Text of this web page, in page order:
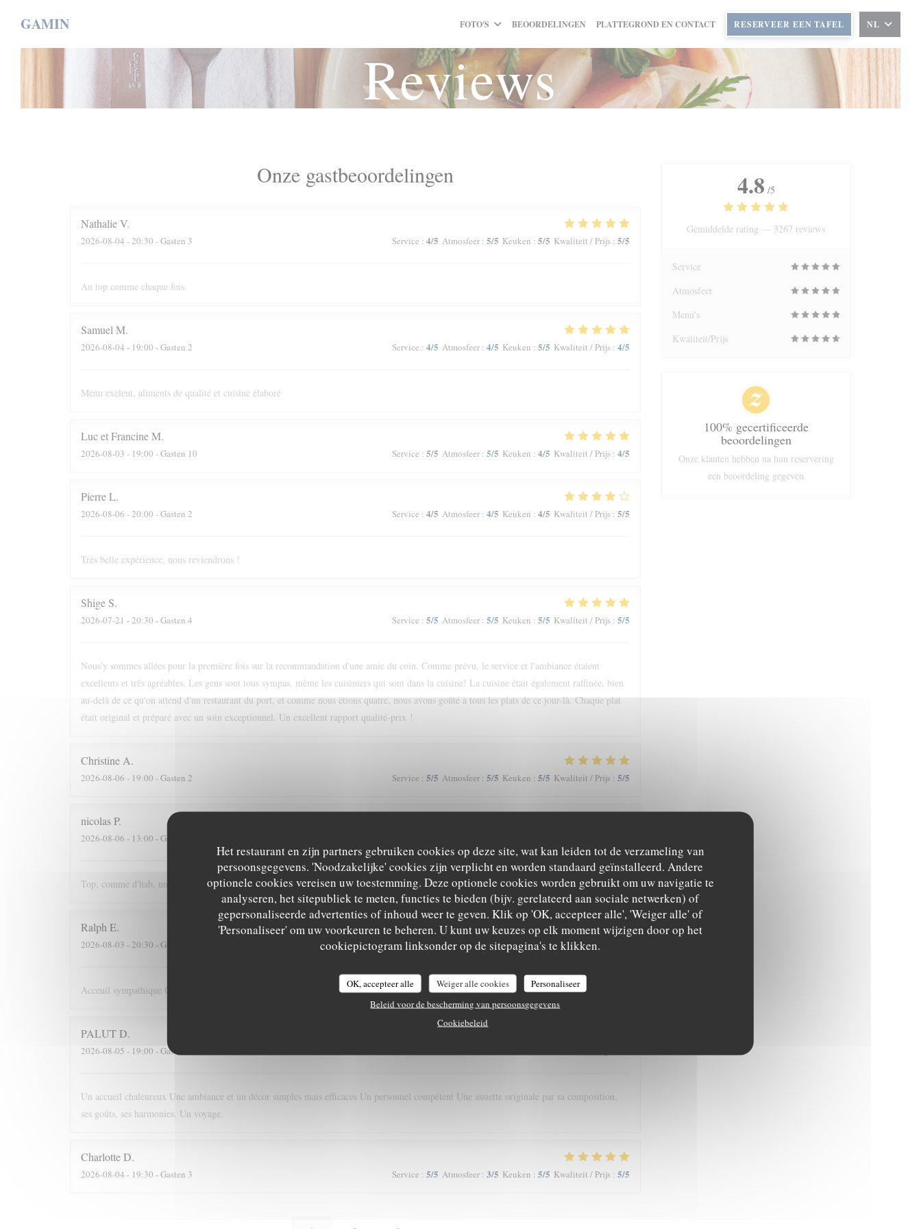
Het restaurant en zijn partners gebruiken cookies op deze site, wat kan leiden tot de verzameling van
persoonsgegevens. 'Noodzakelijke' cookies zijn verplicht en worden standaard geïnstalleerd. Andere
optionele cookies vereisen uw toestemming. Deze optionele cookies worden gebruikt om uw navigatie te
analyseren, het sitepubliek te meten, functies te bieden (bijv. gerelateerd aan sociale netwerken) of
gepersonaliseerde advertenties of inhoud weer te geven. Klik op 'OK, accepteer alle', 'Weiger alle' of
'Personaliseer' om uw voorkeuren te beheren. U kunt uw keuzes op elk moment wijzigen door op het
cookiepictogram linksonder op de sitepagina's te klikken.
OK, accepteer alle Weiger alle cookies
Personaliseer
Beleid voor de bescherming van persoonsgegevens
Cookiebeleid
GAMIN FOTO'S BEOORDELINGEN PLATTEGROND EN CONTACT RESERVEER EEN TAFEL NL
Reviews
Onze gastbeoordelingen
NathalieV
2026-08-04 - 20:30 - Gasten 3 Service : 4/5 Atmosfeer: 5/5 Keuken : 5/5 Kwaliteit / Prijs: 5/5
Au top comme chaque fois.
Samuel M
2026-08-04 - 19:00 - Gasten 2 Service : 4/5 Atmosfeer: 4/5 Keuken : 5/5 Kwaliteit / Prijs: 4/5
Menu exelent, aliments de qualité et cuisine élaboré
Luc et FrancineM
2026-08-03 - 19:00 - Gasten 10 Service : 5/5 Atmosfeer: 5/5 Keuken : 4/5 Kwaliteit / Prijs: 4/5
PierreL
2026-08-06 - 20:00 - Gasten 2 Service : 4/5 Atmosfeer: 4/5 Keuken : 4/5 Kwaliteit / Prijs: 5/5
Très belle expérience, nous reviendrons !
Shige S
2026-07-21 - 20:30 - Gasten 4 Service : 5/5 Atmosfeer: 5/5 Keuken : 5/5 Kwaliteit / Prijs: 5/5
Nous'y sommes allées pour la première fois sur la recommandation d'une amie du coin. Comme prévu, le service et l'ambiance étaient
excellents et très agréables. Les gens sont tous sympas, même les cuisiniers qui sont dans la cuisine! La cuisine était également raffinée, bien
au-delà de ce qu'on attend d'un restaurant du port, et comme nous étions quatre, nous avons goûté à tous les plats de ce jour-là. Chaque plat
était original et préparé avec un soin exceptionnel. Un excellent rapport qualité-prix !
Christine A
2026-08-06 - 19:00 - Gasten 2 Service : 5/5 Atmosfeer: 5/5 Keuken : 5/5 Kwaliteit / Prijs: 5/5
nicolasP
2026-08-06 - 13:00 - Gasten 3
Top, comme d'hab, un délice
Ralph E
2026-08-03 - 20:30 - Gasten 2 Service:5/5 Atmosfeer: 5/5 Keuken:5/5 Kwaliteit / Prijs
Acceuil sympathique Cuisine originale mais délicieuse centré sur les légumes
PALUTD
2026-08-05 - 19:00 - Gasten 2
Un accueil chaleureux Une ambiance et un décor simples mais efficaces Un personnel compétent Une assiette originale par sa composition,
ses goûts, ses harmonies. Un voyage.
CharlotteD
2026-08-04 - 19:30 - Gasten 3 Service : 5/5 Atmosfeer: 3/5 Keuken : 5/5 Kwaliteit / Prijs: 5/5
4.8 /5
Gemiddelde rating — 3267 reviews
Service
Atmosfeer
Menu's
Kwaliteit/Prijs
100% gecertificeerde
beoordelingen
Onze klanten hebben na hun reservering
een beoordeling gegeven